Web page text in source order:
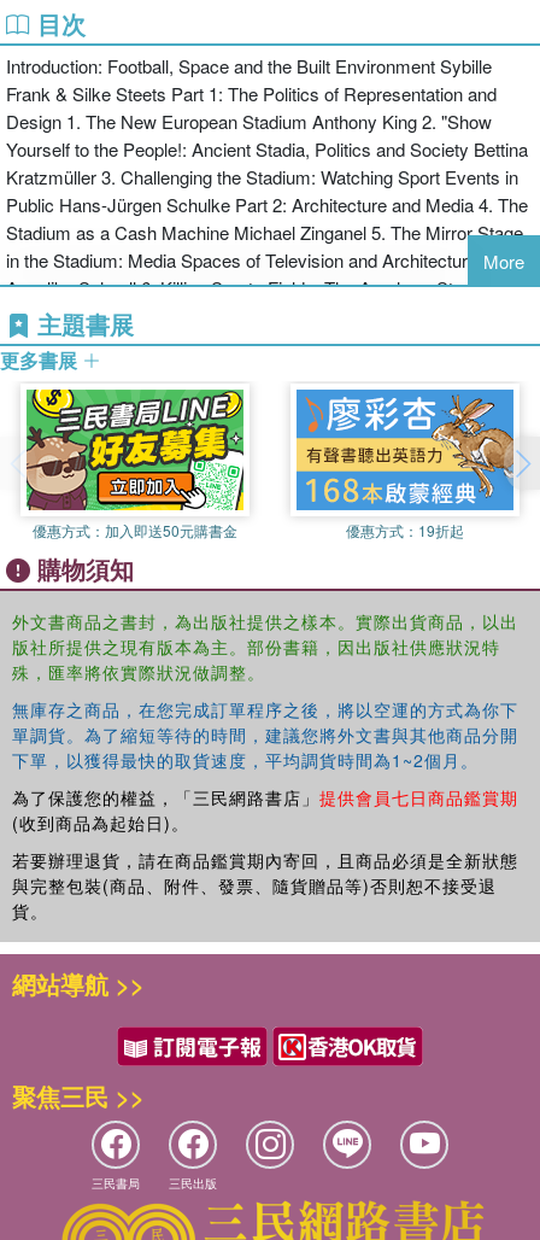
目次
Introduction: Football, Space and the Built Environment Sybille
Frank & Silke Steets Part 1: The Politics of Representation and
Design 1. The New European Stadium Anthony King 2. "Show
Yourself to the People!: Ancient Stadia, Politics and Society Bettina
Kratzmüller 3. Challenging the Stadium: Watching Sport Events in
Public Hans-Jürgen Schulke Part 2: Architecture and Media 4. The
Stadium as a Cash Machine Michael Zinganel 5. The Mirror Stage
in the Stadium: Media Spaces of Television and Architecture
Angelika Schnell 6. Killing Sports Fields: The Amahora Stadium
Complex in Kigali, Rwanda Bruno Arich-Gerz Part 3: When Global
Flows Meet Local Cultures 7. Global Players and the Stadium:
Migration and Borders in Professional Football Christian Banse 8.
Going to the Match: The Transformation of the Match-day Routine
at Manchester City FC Tim Edensor and Steve Millington 9. "Come
Home": The Stadium, Locality and the Community at FC United of
Manchester Adam Brown Part 4: Gender and Space 10. Sport,
Football and Masculine Identity: The Stadium as a Window onto
Gender Construction Christian Bromberger 11. Producting Gender-
normative Spaces in U.S. Women's Professional Soccer Tiffany
Muller Myrdahl 12. Football Under Cover in Tehran's Ararat
Stadium Corinna Assmann and Silke Gülker Part 5: Emotions and
the Body 13. Emotions in Sports Stadia Mike S. Schäfer & Jochen
Roose 14. Heroes, Myths and Magic Moments: Religious
Elements on the Sacred Ground Gunter Gebauer 15.
‘Beckhamania’: Promoting Post-modern Celebrities Beyond the
Stadium Johannes John 16. Conclusion: The Stadium – Lense and
Refuge Sybille Frank and Silke Steets
More
主題書展
更多書展
優惠方式： 加入即送50元購書金 優惠方式： 19折起
購物須知
外文書商品之書封，為出版社提供之樣本。實際出貨商品，以出
版社所提供之現有版本為主。部份書籍，因出版社供應狀況特
殊，匯率將依實際狀況做調整。
無庫存之商品，在您完成訂單程序之後，將以空運的方式為你下
單調貨。為了縮短等待的時間，建議您將外文書與其他商品分開
下單，以獲得最快的取貨速度，平均調貨時間為1~2個月。
為了保護您的權益，「三民網路書店」 提供會員七日商品鑑賞期
(收到商品為起始日)。
若要辦理退貨，請在商品鑑賞期內寄回，且商品必須是全新狀態
與完整包裝(商品、附件、發票、隨貨贈品等)否則恕不接受退
貨。
網站導航 >>
聚焦三民 >>
三民書局 三民出版